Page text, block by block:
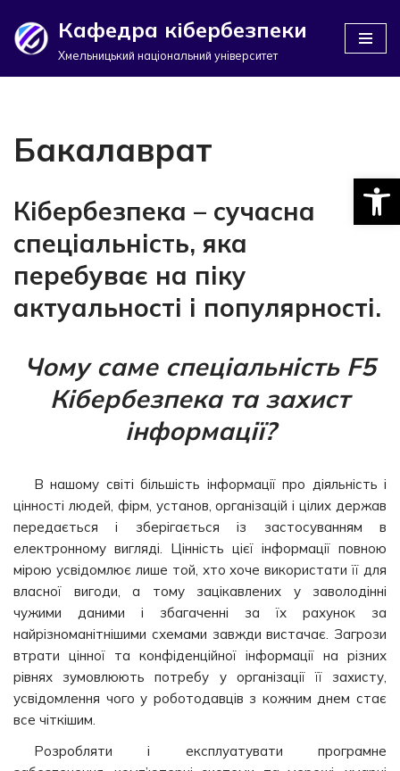
Перейти
Кафедра кібербезпеки
Хмельницький національний університет
Бакалаврат
Кібербезпека – сучасна
спеціальність, яка
перебуває на піку
актуальності і популярності.
Чому саме спеціальність F5
Кібербезпека та захист
інформації?
В нашому світі більшість інформації про діяльність і
цінності людей, фірм, установ, організацій і цілих держав
передається і зберігається із застосуванням в
електронному вигляді. Цінність цієї інформації повною
мірою усвідомлює лише той, хто хоче використати її для
власної вигоди, а тому зацікавлених у заволодінні
чужими даними і збагаченні за їх рахунок за
найрізноманітнішими схемами завжди вистачає. Загрози
втрати цінної та конфіденційної інформації на різних
рівнях зумовлюють потребу у організації її захисту,
усвідомлення чого у роботодавців з кожним днем стає
все чіткішим.
Розробляти і експлуатувати програмне